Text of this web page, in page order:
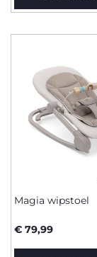
Magia wipstoel
€ 79,99